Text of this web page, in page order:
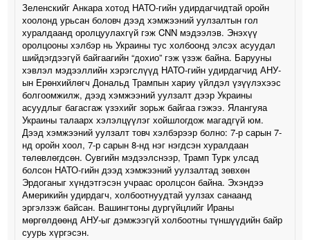
Зеленскийг Анкара хотод НАТО-гийн удирдагчидтай оройн
хоолонд урьсан боловч дээд хэмжээний уулзалтын гол
хуралдаанд оролцуулахгүй гэж CNN мэдээлэв. Энэхүү
оролцооны хэлбэр нь Украины тус холбоонд элсэх асуудал
шийдэгдээгүй байгаагийн “дохио” гэж үзэж байна. Барууны
хэвлэл мэдээллийн хэрэгслүүд НАТО-гийн удирдагчид АНУ-
ын Ерөнхийлөгч Дональд Трампын хариу үйлдэл үзүүлэхээс
болгоомжилж, дээд хэмжээний уулзалт дээр Украины
асуудлыг багасгаж үзэхийг зорьж байгаа гэжээ. Ялангуяа
Украины талаарх хэлэлцүүлэг хойшлогдож магадгүй юм.
Дээд хэмжээний уулзалт товч хэлбэрээр болно: 7-р сарын 7-
нд оройн хоол, 7-р сарын 8-нд нэг нэгдсэн хуралдаан
төлөвлөгдсөн. Cувгийн мэдээлснээр, Трамп Турк улсад
болсон НАТО-гийн дээд хэмжээний уулзалтад зөвхөн
Эрдоганыг хүндэтгэсэн учраас оролцсон байна. Эхэндээ
Америкийн удирдагч, холбоотнуудтай уулзах санаанд
эргэлзэж байсан. Вашингтоны дургүйцлийг Ираны
мөргөлдөөнд АНУ-ыг дэмжээгүй холбоотны түншүүдийн байр
суурь хүргэсэн.